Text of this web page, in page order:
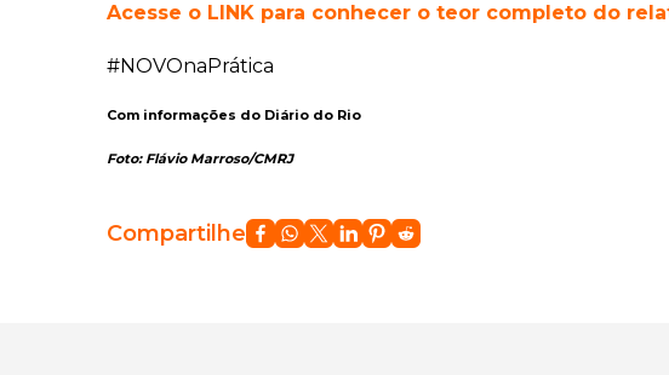
Acesse o LINK para conhecer o teor completo do
#NOVOnaPrática
Com informações do Diário do Rio
Foto: Flávio Marroso/CMRJ
Compartilhe